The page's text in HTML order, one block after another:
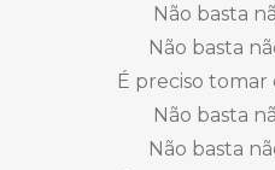
Não basta
Não basta
É preciso
Não basta
Não basta